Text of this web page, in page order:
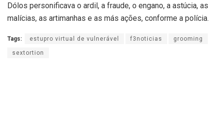
Dólos personificava o ardil, a fraude, o engano, a astúcia, as
malícias, as artimanhas e as más ações, conforme a polícia.
Tags: estupro virtual de vulnerável f3noticias grooming
sextortion